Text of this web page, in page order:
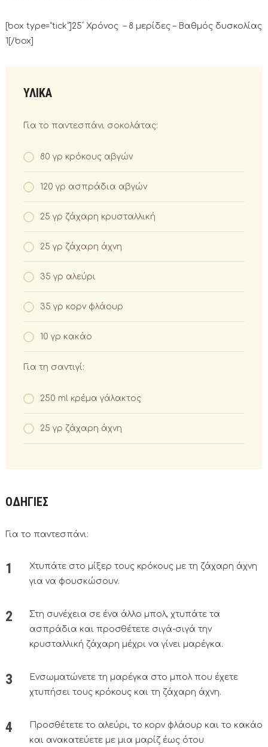
[box type=”tick”]25΄ Χρόνος – 8 μερίδες – Βαθμός δυσκολίας
1[/box]
ΥΛΙΚΑ
Για το παντεσπάνι σοκολάτας:
80 γρ κρόκους αβγών
120 γρ ασπράδια αβγών
25 γρ ζάχαρη κρυσταλλική
25 γρ ζάχαρη άχνη
35 γρ αλεύρι
35 γρ κορν φλάουρ
10 γρ κακάο
Για τη σαντιγί:
250 ml κρέμα γάλακτος
25 γρ ζάχαρη άχνη
ΟΔΗΓΙΕΣ
Για το παντεσπάνι:
Χτυπάτε στο μίξερ τους κρόκους με τη ζάχαρη άχνη
για να φουσκώσουν.
Στη συνέχεια σε ένα άλλο μπολ, χτυπάτε τα
ασπράδια και προσθέτετε σιγά-σιγά την
κρυσταλλική ζάχαρη μέχρι να γίνει μαρέγκα.
Ενσωματώνετε τη μαρέγκα στο μπολ που έχετε
χτυπήσει τους κρόκους και τη ζάχαρη άχνη.
Προσθέτετε το αλεύρι, το κορν φλάουρ και το κακάο
και ανακατεύετε με μια μαρίζ έως ότου